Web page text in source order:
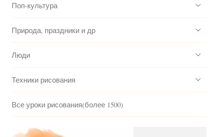
Поп-культура
Природа, праздники и др
Люди
Техники рисования
Все уроки рисования(более 1500)